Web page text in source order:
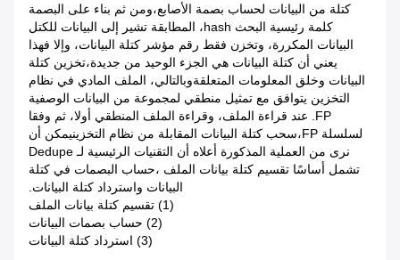
كتلة من البيانات لحساب بصمة الأصابع،ومن ثم بناء على البصمة
كلمة رئيسية البحث hash، المطابقة تشير إلى البيانات للكتل
البيانات المكررة، وتخزن فقط رقم مؤشر كتلة البيانات، وإلا فهذا
يعني أن كتلة البيانات هي الجزء الوحيد من جديدة،تخزين كتلة
البيانات وخلق المعلومات المتعلقةوبالتالي، الملف المادي في نظام
التخزين يتوافق مع تمثيل منطقي لمجموعة من البيانات الوصفية
FP. عند قراءة الملف، وقراءة الملف المنطقي أولا، ثم وفقا
لسلسلة FP،سحب كتلة البيانات المقابلة من نظام التخزينيمكن أن
نرى من العملية المذكورة أعلاه أن التقنيات الرئيسية لـ Dedupe
تشمل أساسًا تقسيم كتلة بيانات الملف ،حساب البصمات في كتلة
البيانات واسترداد كتلة البيانات.
(1) تقسيم كتلة بيانات الملف
(2) حساب بصمات البيانات
(3) استرداد كتلة البيانات